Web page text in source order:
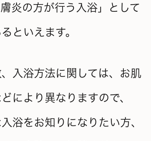
膚炎の方が行う入浴」として
といえます。
入浴方法に関しては、お肌
により異なりますので、
浴をお知りになりたい方、